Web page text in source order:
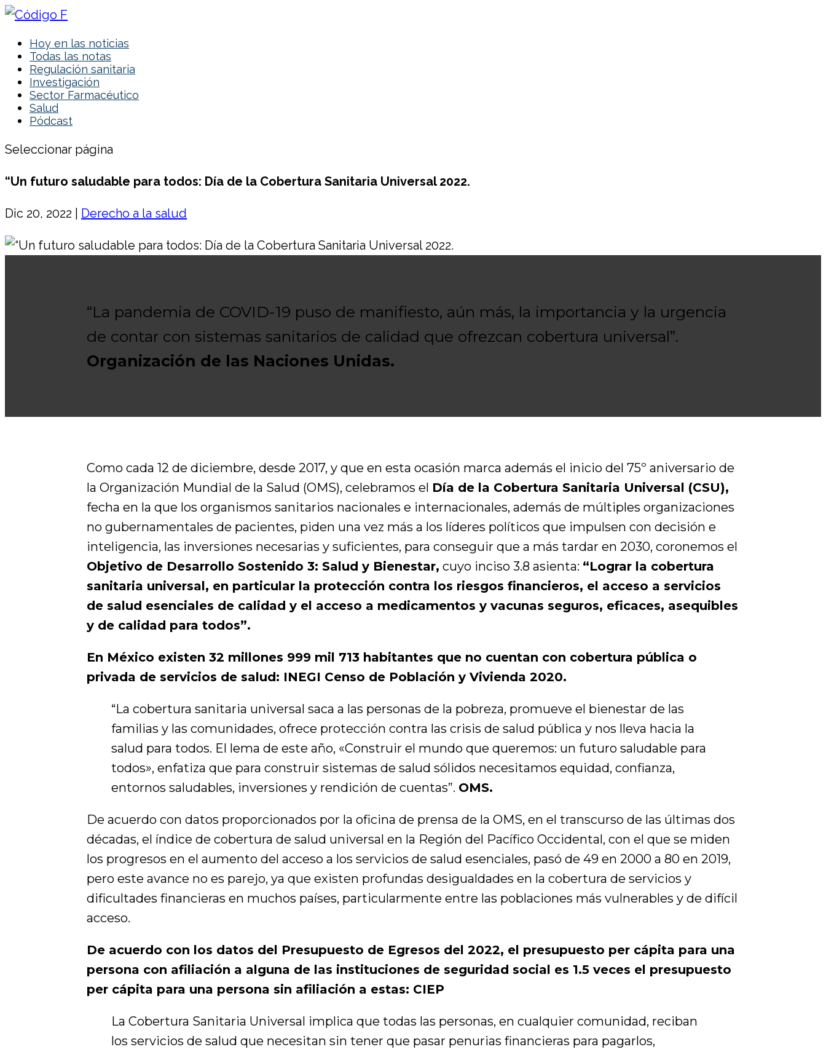
Hoy en las noticias
Todas las notas
Regulación sanitaria
Investigación
Sector Farmacéutico
Salud
Pódcast
Seleccionar página
“Un futuro saludable para todos: Día de la Cobertura Sanitaria Universal 2022.
Dic 20, 2022 Derecho a la salud
“La pandemia de COVID-19 puso de manifiesto, aún más, la importancia y la urgencia
de contar con sistemas sanitarios de calidad que ofrezcan cobertura universal”.
Organización de las Naciones Unidas.
Como cada 12 de diciembre, desde 2017, y que en esta ocasión marca además el inicio del 75º aniversario de
la Organización Mundial de la Salud (OMS), celebramos el Día de la Cobertura Sanitaria Universal (CSU),
fecha en la que los organismos sanitarios nacionales e internacionales, además de múltiples organizaciones
no gubernamentales de pacientes, piden una vez más a los líderes políticos que impulsen con decisión e
inteligencia, las inversiones necesarias y suficientes, para conseguir que a más tardar en 2030, coronemos el
Objetivo de Desarrollo Sostenido 3: Salud y Bienestar, cuyo inciso 3.8 asienta: “Lograr la cobertura
sanitaria universal, en particular la protección contra los riesgos financieros, el acceso a servicios
de salud esenciales de calidad y el acceso a medicamentos y vacunas seguros, eficaces, asequibles
y de calidad para todos”.
En México existen 32 millones 999 mil 713 habitantes que no cuentan con cobertura pública o
privada de servicios de salud: INEGI Censo de Población y Vivienda 2020.
“La cobertura sanitaria universal saca a las personas de la pobreza, promueve el bienestar de las
familias y las comunidades, ofrece protección contra las crisis de salud pública y nos lleva hacia la
salud para todos. El lema de este año, «Construir el mundo que queremos: un futuro saludable para
todos», enfatiza que para construir sistemas de salud sólidos necesitamos equidad, confianza,
entornos saludables, inversiones y rendición de cuentas”. OMS.
De acuerdo con datos proporcionados por la oficina de prensa de la OMS, en el transcurso de las últimas dos
décadas, el índice de cobertura de salud universal en la Región del Pacífico Occidental, con el que se miden
los progresos en el aumento del acceso a los servicios de salud esenciales, pasó de 49 en 2000 a 80 en 2019,
pero este avance no es parejo, ya que existen profundas desigualdades en la cobertura de servicios y
dificultades financieras en muchos países, particularmente entre las poblaciones más vulnerables y de difícil
acceso.
De acuerdo con los datos del Presupuesto de Egresos del 2022, el presupuesto per cápita para una
persona con afiliación a alguna de las instituciones de seguridad social es 1.5 veces el presupuesto
per cápita para una persona sin afiliación a estas: CIEP
La Cobertura Sanitaria Universal implica que todas las personas, en cualquier comunidad, reciban
los servicios de salud que necesitan sin tener que pasar penurias financieras para pagarlos,